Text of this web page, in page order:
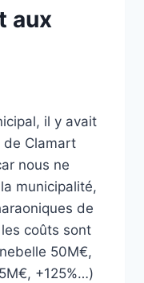
aux
il y avait
de Clamart
nous ne
municipalité,
de
coûts sont
50M€,
+125%…)